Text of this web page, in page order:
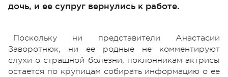
дочь, и ее супруг вернулись к работе.
Поскольку ни представители Анастасии
Заворотнюк, ни ее родные не комментируют
слухи о страшной болезни, поклонникам актрисы
остается по крупицам собирать информацию о ее